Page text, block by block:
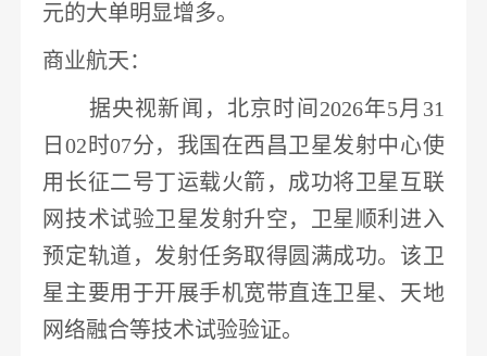
元的大单明显增多。
商业航天：
据央视新闻，北京时间 2026年5月31
日02时07分， 我国在西昌卫星发射中心使
用长征二号丁运载火箭，成功将卫星互联
网 技术试验卫星发射升空，卫星顺利进入
预定轨道，发射任务取得圆满成功。该卫
星主要用于开展手机宽带直连卫星、天地
网络融合等技术试验验证。